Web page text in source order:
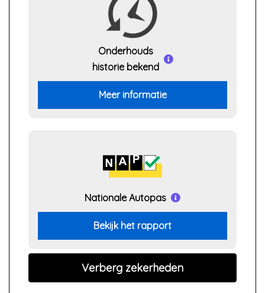
Onderhouds
historie bekend
Meer informatie
Nationale Autopas
Bekijk het rapport
Verberg zekerheden